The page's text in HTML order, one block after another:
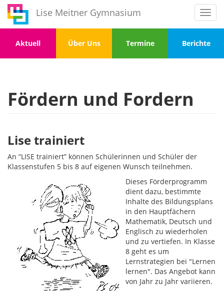
Direkt
zum
Inhalt
Lise Meitner Gymnasium
Menu
1
Aktuell
Menu
2
Über Uns
Menu
3
Termine
Menu
4
Berichte
Fördern und Fordern
Lise trainiert
An “LISE trainiert” können Schülerinnen und Schüler der
Klassenstufen 5 bis 8 auf eigenen Wunsch teilnehmen.
Dieses Förderprogramm
dient dazu, bestimmte
Inhalte des Bildungsplans
in den Hauptfächern
Mathematik, Deutsch und
Englisch zu wiederholen
und zu vertiefen. In Klasse
8 geht es um
Lernstrategien bei "Lernen
lernen". Das Angebot kann
von Jahr zu Jahr variieren.